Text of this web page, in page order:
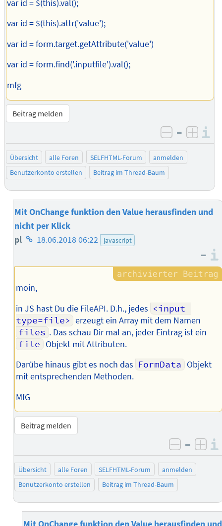
var id = $(this).val();
var id = $(this).attr('value');
var id = form.target.getAttribute('value')
var id = form.find('.inputfile').val();
mfg
Beitrag melden
negativ
–
Übersicht alle Foren SELFHTML-Forum
anmelden
Benutzerkonto erstellen
Beitrag im Thread-Baum
Mit OnChange funktion den Value herausfinden und
nicht per Klick
pl Homepage
Autors
18.06.2018 06:22 javascript
–
moin,
in JS hast Du die FileAPI. D.h., jedes <input
type=file> erzeugt ein Array mit dem Namen
files . Das schau Dir mal an, jeder Eintrag ist ein
file Objekt mit Attributen.
Darübe hinaus gibt es noch das FormData Objekt
mit entsprechenden Methoden.
MfG
Beitrag melden
negativ
–
Übersicht alle Foren SELFHTML-Forum
anmelden
Benutzerkonto erstellen
Beitrag im Thread-Baum